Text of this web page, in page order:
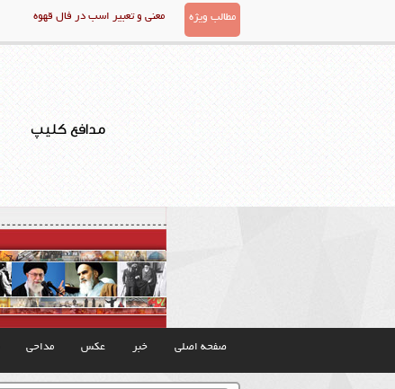
مطالب ویژه معنی و تعبیر اسب در فال قهوه
مدافع کلیپ
صفحه اصلی خبر عکس مداحی